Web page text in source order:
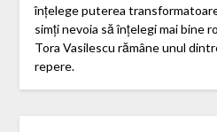
înțelege puterea
simți nevoia să înțelegi mai bine
Tora Vasilescu rămâne unul
repere.